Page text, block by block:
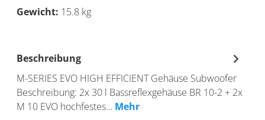
Gewicht: 15.8 kg
Beschreibung
M-SERIES EVO HIGH EFFICIENT Gehäuse Subwoofer
Beschreibung: 2x 30 l Bassreflexgehäuse BR 10-2 + 2x
M 10 EVO hochfestes… Mehr